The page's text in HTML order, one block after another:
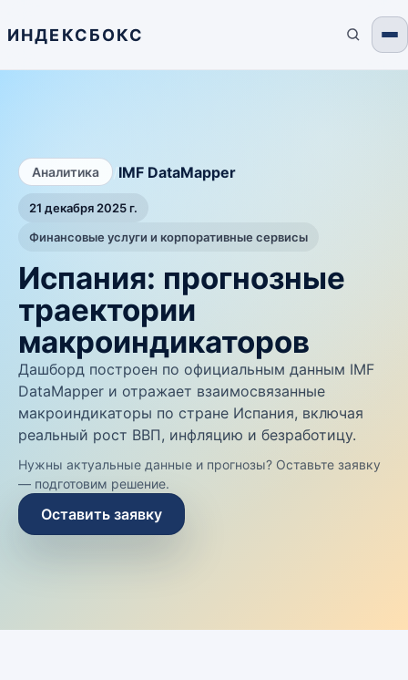
ИНДЕКСБОКС
Аналитика IMF DataMapper
21 декабря 2025 г.
Финансовые услуги и корпоративные сервисы
Испания: прогнозные
траектории
макроиндикаторов
Дашборд построен по официальным данным IMF
DataMapper и отражает взаимосвязанные
макроиндикаторы по стране Испания, включая
реальный рост ВВП, инфляцию и безработицу.
Нужны актуальные данные и прогнозы? Оставьте заявку
— подготовим решение.
Оставить заявку